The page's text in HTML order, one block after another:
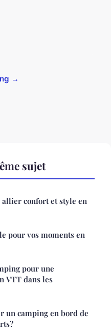
→
sujet
confort et style en
pour vos moments en
pour une
VTT dans les
un camping en bord de